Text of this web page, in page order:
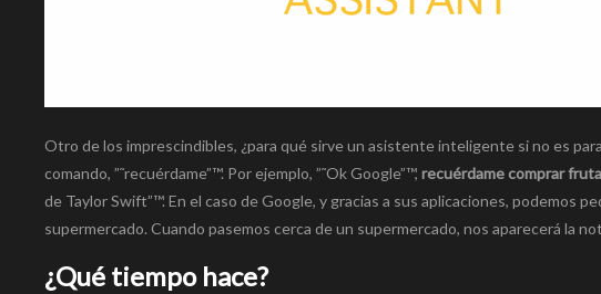
Otro de los imprescindibles, ¿para qué sirve un asistente inteligente si no es
comando, ”˜recuérdame”™. Por ejemplo, ”˜Ok Google”™, recuérdame comprar
de Taylor Swift”™. En el caso de Google, y gracias a sus aplicaciones, podemos
supermercado. Cuando pasemos cerca de un supermercado, nos aparecerá la
¿Qué tiempo hace?